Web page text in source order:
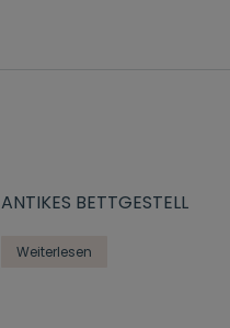
ANTIKES BETTGESTELL
Weiterlesen